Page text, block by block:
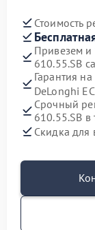
Стоимость
Привезем и
610.55.SB
Гарантия
DeLonghi
Срочный
610.55.SB в
Скидка для